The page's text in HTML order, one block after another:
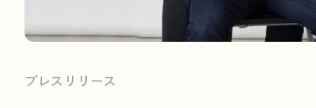
プレスリリース